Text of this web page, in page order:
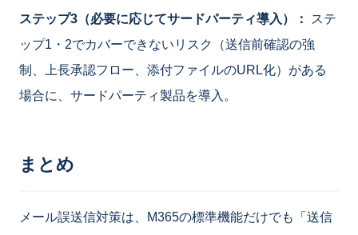
ステップ3（必要に応じてサードパーティ導入）：
ステ
ップ1・2でカバーできないリスク（送信前確認の強
制、上長承認フロー、添付ファイルのURL化）がある
場合に、サードパーティ製品を導入。
まとめ
メール誤送信対策は、M365の標準機能だけでも「送信